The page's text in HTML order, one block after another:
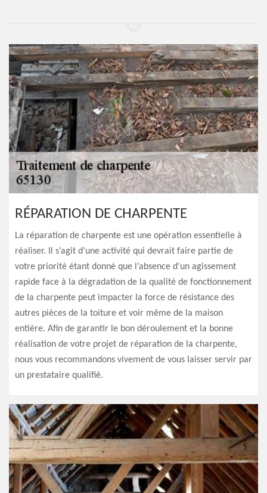
RÉPARATION DE CHARPENTE
La réparation de charpente est une opération essentielle à
réaliser. Il s’agit d’une activité qui devrait faire partie de
votre priorité étant donné que l’absence d’un agissement
rapide face à la dégradation de la qualité de fonctionnement
de la charpente peut impacter la force de résistance des
autres pièces de la toiture et voir même de la maison
entière. Afin de garantir le bon déroulement et la bonne
réalisation de votre projet de réparation de la charpente,
nous vous recommandons vivement de vous laisser servir par
un prestataire qualifié.